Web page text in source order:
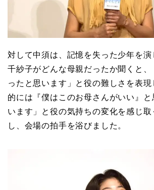
対して中須は、記憶を失った少年を演
千紗子がどんな母親だったか聞くと
ったと思います」と役の難しさを表現
的には『僕はこのお母さんがいい』と
います」と役の気持ちの変化を感じ
し、会場の拍手を浴びました。